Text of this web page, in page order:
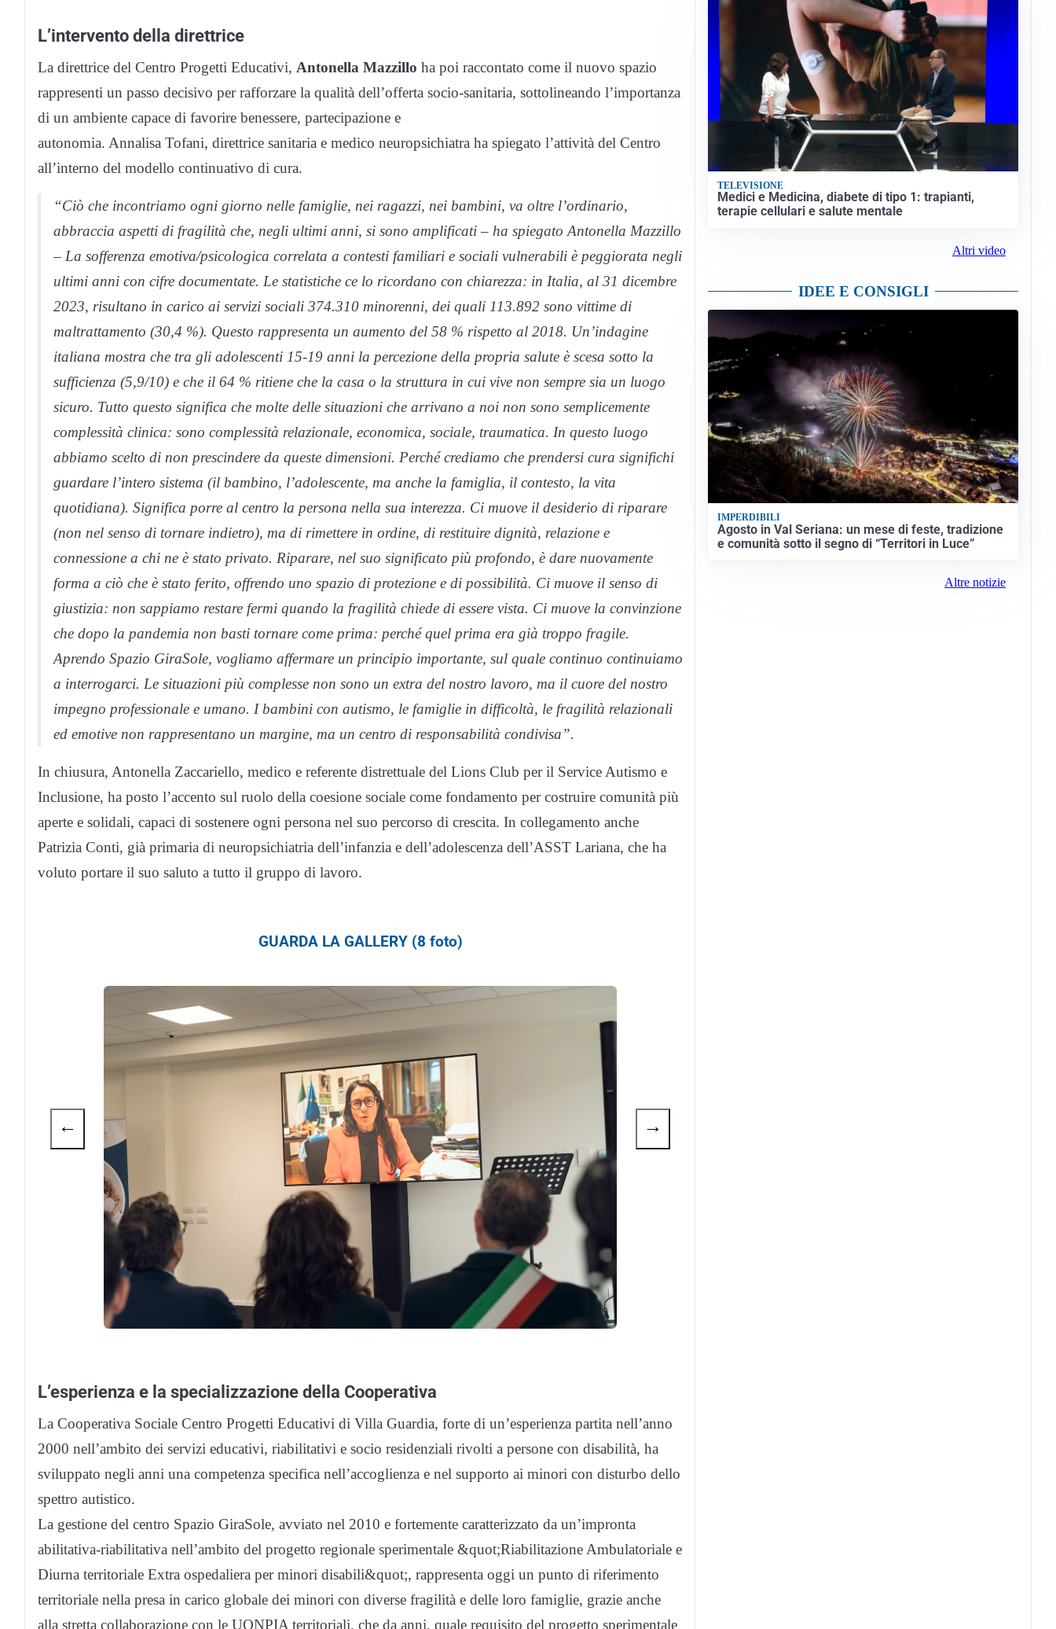
L’intervento della direttrice
La direttrice del Centro Progetti Educativi, Antonella Mazzillo ha poi raccontato come il nuovo spazio
rappresenti un passo decisivo per rafforzare la qualità dell’offerta socio-sanitaria, sottolineando l’importanza
di un ambiente capace di favorire benessere, partecipazione e
autonomia. Annalisa Tofani, direttrice sanitaria e medico neuropsichiatra ha spiegato l’attività del Centro
all’interno del modello continuativo di cura.
“Ciò che incontriamo ogni giorno nelle famiglie, nei ragazzi, nei bambini, va oltre l’ordinario,
abbraccia aspetti di fragilità che, negli ultimi anni, si sono amplificati – ha spiegato Antonella Mazzillo
– La sofferenza emotiva/psicologica correlata a contesti familiari e sociali vulnerabili è peggiorata negli
ultimi anni con cifre documentate. Le statistiche ce lo ricordano con chiarezza: in Italia, al 31 dicembre
2023, risultano in carico ai servizi sociali 374.310 minorenni, dei quali 113.892 sono vittime di
maltrattamento (30,4 %). Questo rappresenta un aumento del 58 % rispetto al 2018. Un’indagine
italiana mostra che tra gli adolescenti 15-19 anni la percezione della propria salute è scesa sotto la
sufficienza (5,9/10) e che il 64 % ritiene che la casa o la struttura in cui vive non sempre sia un luogo
sicuro. Tutto questo significa che molte delle situazioni che arrivano a noi non sono semplicemente
complessità clinica: sono complessità relazionale, economica, sociale, traumatica. In questo luogo
abbiamo scelto di non prescindere da queste dimensioni. Perché crediamo che prendersi cura significhi
guardare l’intero sistema (il bambino, l’adolescente, ma anche la famiglia, il contesto, la vita
quotidiana). Significa porre al centro la persona nella sua interezza. Ci muove il desiderio di riparare
(non nel senso di tornare indietro), ma di rimettere in ordine, di restituire dignità, relazione e
connessione a chi ne è stato privato. Riparare, nel suo significato più profondo, è dare nuovamente
forma a ciò che è stato ferito, offrendo uno spazio di protezione e di possibilità. Ci muove il senso di
giustizia: non sappiamo restare fermi quando la fragilità chiede di essere vista. Ci muove la convinzione
che dopo la pandemia non basti tornare come prima: perché quel prima era già troppo fragile.
Aprendo Spazio GiraSole, vogliamo affermare un principio importante, sul quale continuo continuiamo
a interrogarci. Le situazioni più complesse non sono un extra del nostro lavoro, ma il cuore del nostro
impegno professionale e umano. I bambini con autismo, le famiglie in difficoltà, le fragilità relazionali
ed emotive non rappresentano un margine, ma un centro di responsabilità condivisa”.
In chiusura, Antonella Zaccariello, medico e referente distrettuale del Lions Club per il Service Autismo e
Inclusione, ha posto l’accento sul ruolo della coesione sociale come fondamento per costruire comunità più
aperte e solidali, capaci di sostenere ogni persona nel suo percorso di crescita. In collegamento anche
Patrizia Conti, già primaria di neuropsichiatria dell’infanzia e dell’adolescenza dell’ASST Lariana, che ha
voluto portare il suo saluto a tutto il gruppo di lavoro.
GUARDA LA GALLERY (8 foto)
← →
L’esperienza e la specializzazione della Cooperativa
La Cooperativa Sociale Centro Progetti Educativi di Villa Guardia, forte di un’esperienza partita nell’anno
2000 nell’ambito dei servizi educativi, riabilitativi e socio residenziali rivolti a persone con disabilità, ha
sviluppato negli anni una competenza specifica nell’accoglienza e nel supporto ai minori con disturbo dello
spettro autistico.
La gestione del centro Spazio GiraSole, avviato nel 2010 e fortemente caratterizzato da un’impronta
abilitativa-riabilitativa nell’ambito del progetto regionale sperimentale &quot;Riabilitazione Ambulatoriale e
Diurna territoriale Extra ospedaliera per minori disabili&quot;, rappresenta oggi un punto di riferimento
territoriale nella presa in carico globale dei minori con diverse fragilità e delle loro famiglie, grazie anche
alla stretta collaborazione con le UONPIA territoriali, che da anni, quale requisito del progetto sperimentale
TELEVISIONE
Medici e Medicina, diabete di tipo 1: trapianti,
terapie cellulari e salute mentale
Altri video
IDEE E CONSIGLI
IMPERDIBILI
Agosto in Val Seriana: un mese di feste, tradizione
e comunità sotto il segno di “Territori in Luce”
Altre notizie